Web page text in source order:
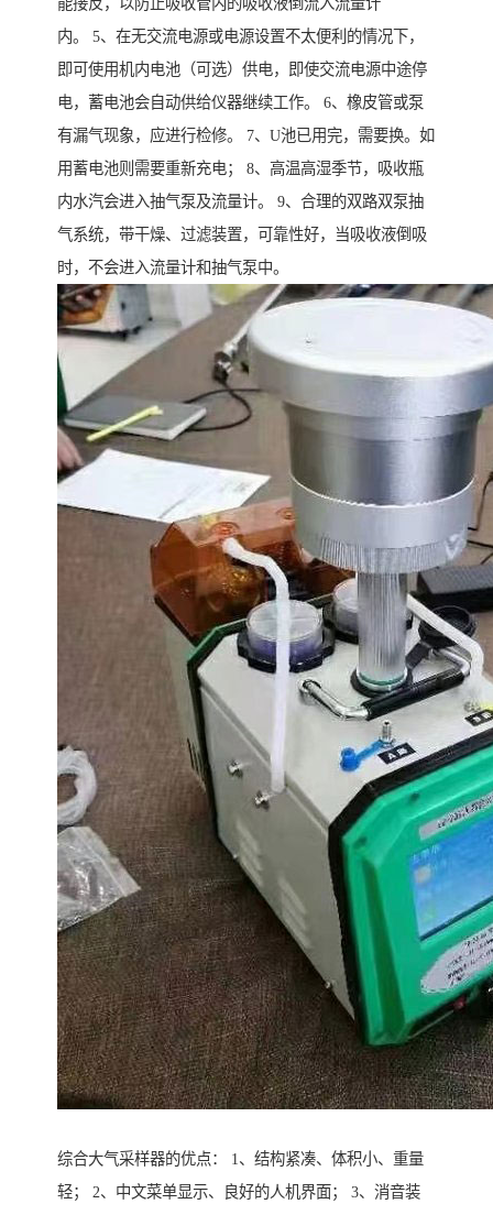
能接反，以防止吸收管内的吸收液倒流入流量计
内。 5、在无交流电源或电源设置不太便利的情况下，
即可使用机内电池（可选）供电，即使交流电源中途停
电，蓄电池会自动供给仪器继续工作。 6、橡皮管或泵
有漏气现象，应进行检修。 7、U池已用完，需要换。如
用蓄电池则需要重新充电； 8、高温高湿季节，吸收瓶
内水汽会进入抽气泵及流量计。 9、合理的双路双泵抽
气系统，带干燥、过滤装置，可靠性好，当吸收液倒吸
时，不会进入流量计和抽气泵中。
综合大气采样器的优点： 1、结构紧凑、体积小、重量
轻； 2、中文菜单显示、良好的人机界面； 3、消音装